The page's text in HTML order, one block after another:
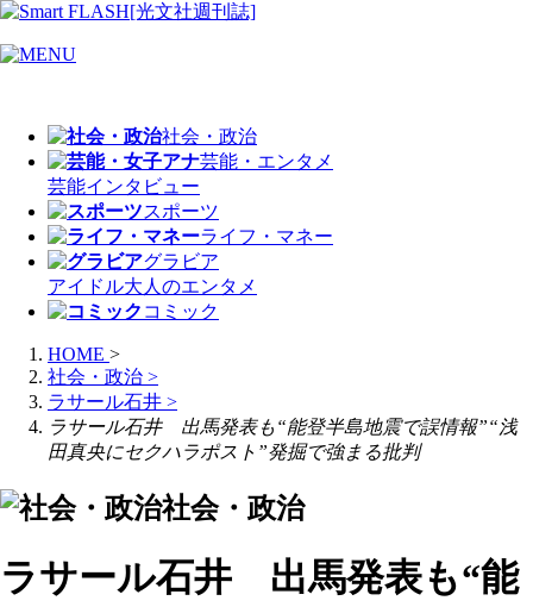
社会・政治
芸能・エンタメ
芸能インタビュー
スポーツ
ライフ・マネー
グラビア
アイドル大人のエンタメ
コミック
HOME >
社会・政治 >
ラサール石井 >
ラサール石井 出馬発表も“能登半島地震で誤情報”“浅
田真央にセクハラポスト”発掘で強まる批判
社会・政治
ラサール石井 出馬発表も“能